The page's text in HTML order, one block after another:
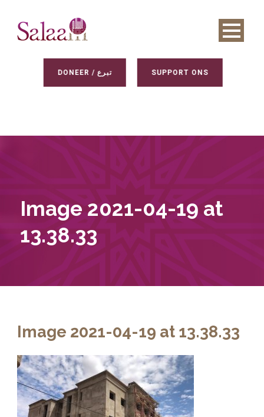
DONEER / تبرع SUPPORT ONS
Image 2021-04-19 at
13.38.33
Image 2021-04-19 at 13.38.33